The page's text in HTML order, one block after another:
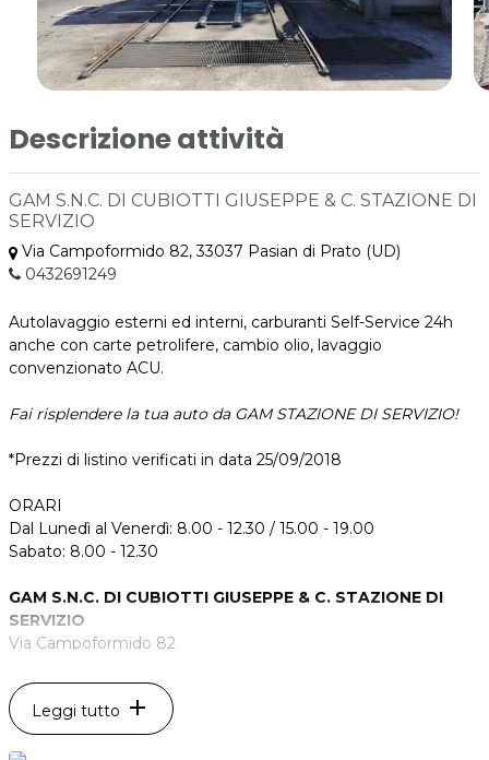
Descrizione attività
GAM S.N.C. DI CUBIOTTI GIUSEPPE & C. STAZIONE DI
SERVIZIO
Via Campoformido 82, 33037 Pasian di Prato (UD)
0432691249
Autolavaggio esterni ed interni, carburanti Self-Service 24h
anche con carte petrolifere, cambio olio, lavaggio
convenzionato ACU.
Fai risplendere la tua auto da GAM STAZIONE DI SERVIZIO!
*Prezzi di listino verificati in data 25/09/2018
ORARI
Dal Lunedì al Venerdì: 8.00 - 12.30 / 15.00 - 19.00
Sabato: 8.00 - 12.30
GAM S.N.C. DI CUBIOTTI GIUSEPPE & C. STAZIONE DI
SERVIZIO
Via Campoformido 82
Tel. 0432691249
P.IVA 02775430305
Leggi tutto add